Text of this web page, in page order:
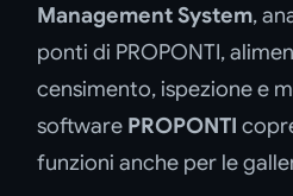
Management System,
ponti di PROPONTI,
censimento, ispezione e
software PROPONTI
funzioni anche per le